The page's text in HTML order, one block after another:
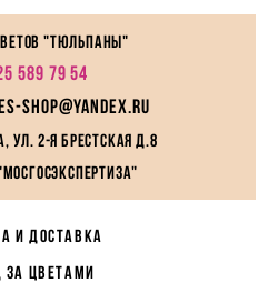
"Тюльпаны"
589 79 54
shop@yandex.ru
ул. 2-я Брестская д.8
И ДОСТАВКА
ЗА ЦВЕТАМИ